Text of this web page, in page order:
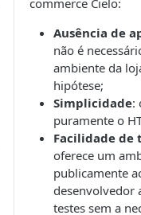
commerce Cielo:
Ausência de
não é
ambiente da
hipótese;
Simplicidade:
puramente o
Facilidade de
oferece um
publicamente
desenvolvedor
testes sem a